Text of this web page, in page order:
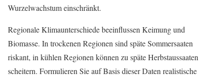
Wurzelwachstum einschränkt.
Regionale Klimaunterschiede beeinflussen Keimung und
Biomasse. In trockenen Regionen sind späte Sommersaaten
riskant, in kühlen Regionen können zu späte Herbstaussaaten
scheitern. Formulieren Sie auf Basis dieser Daten realistische